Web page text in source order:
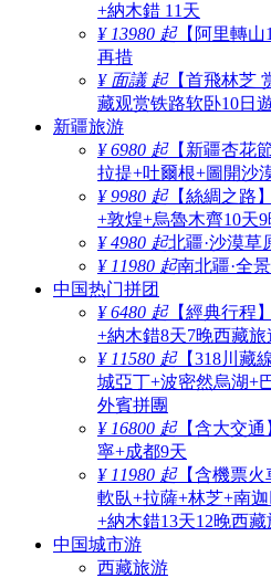
+納木錯 11天
¥ 13980 起【阿里轉山
再措
¥ 面議 起【首飛林芝
藏观赏铁路软卧10日
新疆旅游
¥ 6980 起【新疆杏花
拉提+吐爾根+圖開沙
¥ 9980 起【絲綢之路
+敦煌+烏魯木齊10天
¥ 4980 起北疆·沙漠草
¥ 11980 起南北疆·全
中国热门拼团
¥ 6480 起【經典行程
+納木錯8天7晚西藏旅
¥ 11580 起【318川藏
城亞丁+波密然烏湖+
外賓拼團
¥ 16800 起【含大交
寧+成都9天
¥ 11980 起【含機票火
軟臥+拉薩+林芝+南
+納木錯13天12晚西藏
中国城市游
西藏旅游